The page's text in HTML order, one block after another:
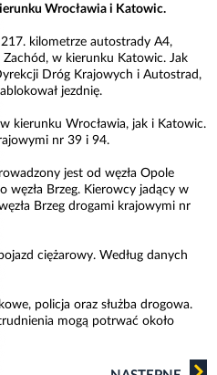
Wrocławia i Katowic.
kilometrze autostrady A4,
Zachód, w kierunku Katowic. Jak
Dróg Krajowych i Autostrad,
jezdnię.
kierunku Wrocławia, jak i Katowic.
nr 39 i 94.
jest od węzła Opole
Brzeg. Kierowcy jadący w
Brzeg drogami krajowymi nr
ciężarowy. Według danych
policja oraz służba drogowa.
mogą potrwać około